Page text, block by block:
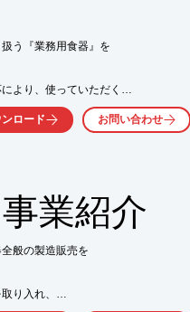
う『業務用食器』を
より、使っていただく
のだけを造り上げています。
ロード お問い合わせ
業紹介
般の製造販売を
り入れ、